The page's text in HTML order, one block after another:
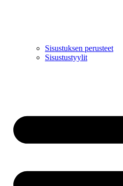
Sisustuksen perusteet
Sisustustyylit